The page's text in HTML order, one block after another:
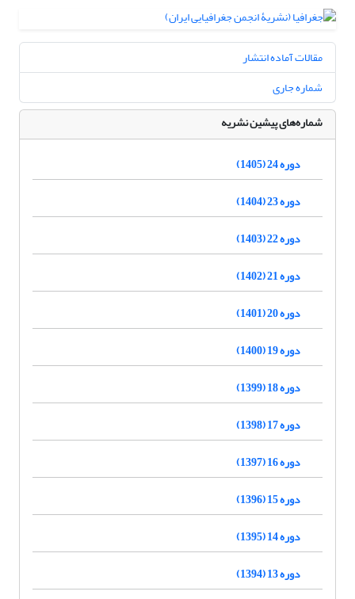
مقالات آماده انتشار
شماره جاری
شماره‌های پیشین نشریه
دوره 24 (1405)
دوره 23 (1404)
دوره 22 (1403)
دوره 21 (1402)
دوره 20 (1401)
دوره 19 (1400)
دوره 18 (1399)
دوره 17 (1398)
دوره 16 (1397)
دوره 15 (1396)
دوره 14 (1395)
دوره 13 (1394)